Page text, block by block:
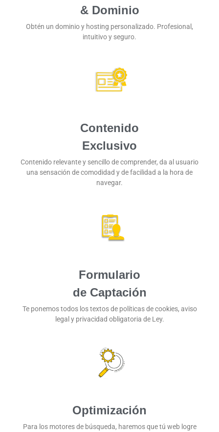
& Dominio
Obtén un dominio y hosting personalizado. Profesional,
intuitivo y seguro.
Contenido
Exclusivo
Contenido relevante y sencillo de comprender, da al usuario
una sensación de comodidad y de facilidad a la hora de
navegar.
Formulario
de Captación
Te ponemos todos los textos de políticas de cookies, aviso
legal y privacidad obligatoria de Ley.
Optimización
Para los motores de búsqueda, haremos que tú web logre